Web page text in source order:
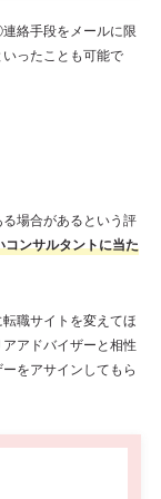
絡手段をメールに限
ったことも可能で
場合があるという評
コンサルタントに当た
職サイトを変えてほ
アドバイザーと相性
をアサインしてもら